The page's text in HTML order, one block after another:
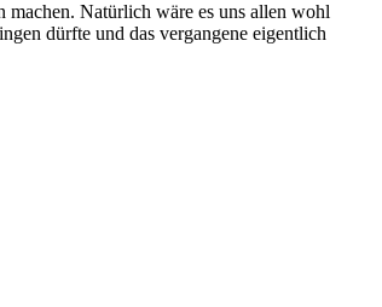
Natürlich wäre es uns allen wohl
dürfte und das vergangene eigentlich